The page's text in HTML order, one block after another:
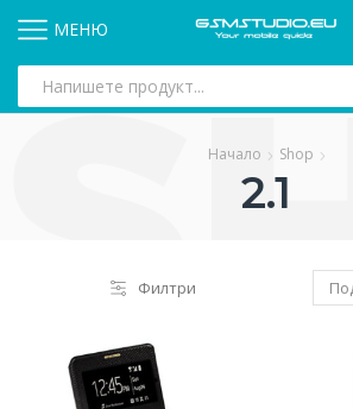
МЕНЮ
input
Начало Shop
2.1
Филтри